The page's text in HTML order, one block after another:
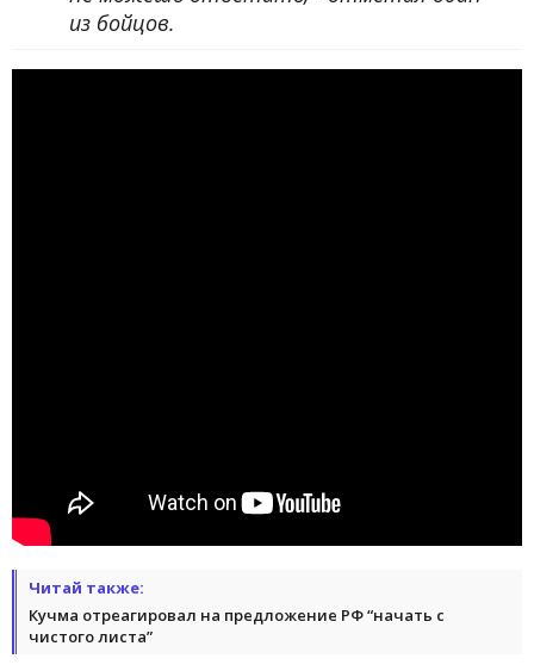
из бойцов.
Читай также:
Кучма отреагировал на предложение РФ “начать с
чистого листа”